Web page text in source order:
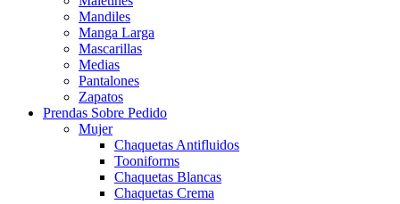
Mandiles
Manga Larga
Mascarillas
Medias
Pantalones
Zapatos
Prendas Sobre Pedido
Mujer
Chaquetas Antifluidos
Tooniforms
Chaquetas Blancas
Chaquetas Crema